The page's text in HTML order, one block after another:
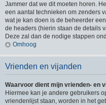
Jammer dat we dit moeten horen.
een aantal technieken om zenders
wat je kan doen is de beheerder
de headers (hierin staan de details
Deze zal dan de nodige stappen
Omhoog
Vrienden en vijanden
Waarvoor dient mijn vrienden- en
Hiermee kan je andere gebruikers
vriendenlijst staan, worden in het